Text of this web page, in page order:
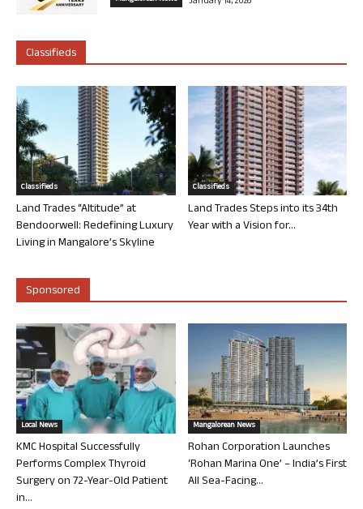
Classifieds
Classifieds
Land Trades “Altitude” at
Bendoorwell: Redefining Luxury
Living in Mangalore’s Skyline
Classifieds
Land Trades Steps into its 34th
Year with a Vision for...
Sponsored
Local News
KMC Hospital Successfully
Performs Complex Thyroid
Surgery on 72-Year-Old Patient
in...
Mangalorean News
Rohan Corporation Launches
‘Rohan Marina One’ – India’s First
All Sea-Facing...